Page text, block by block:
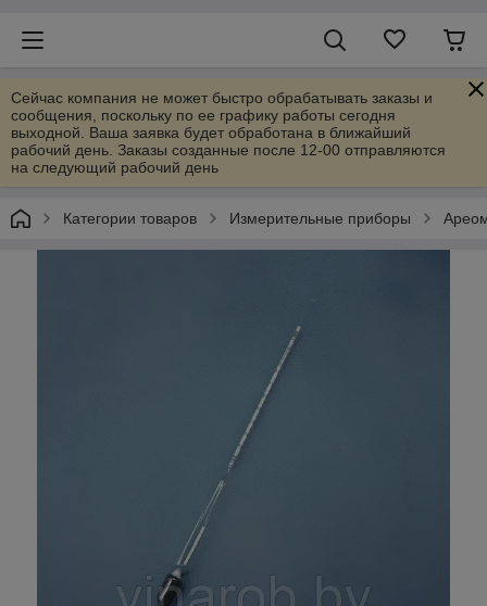
Сейчас компания не может быстро обрабатывать заказы и
сообщения, поскольку по ее графику работы сегодня
выходной. Ваша заявка будет обработана в ближайший
рабочий день. Заказы созданные после 12-00 отправляются
на следующий рабочий день
Категории товаров Измерительные приборы